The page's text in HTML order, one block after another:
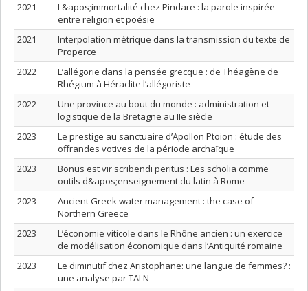
2021
L&apos;immortalité chez Pindare : la parole inspirée
entre religion et poésie
2021
Interpolation métrique dans la transmission du texte de
Properce
2022
L’allégorie dans la pensée grecque : de Théagène de
Rhégium à Héraclite l’allégoriste
2022
Une province au bout du monde : administration et
logistique de la Bretagne au IIe siècle
2023
Le prestige au sanctuaire d’Apollon Ptoion : étude des
offrandes votives de la période archaïque
2023
Bonus est vir scribendi peritus : Les scholia comme
outils d&apos;enseignement du latin à Rome
2023
Ancient Greek water management : the case of
Northern Greece
2023
L’économie viticole dans le Rhône ancien : un exercice
de modélisation économique dans l’Antiquité romaine
2023
Le diminutif chez Aristophane: une langue de femmes? :
une analyse par TALN